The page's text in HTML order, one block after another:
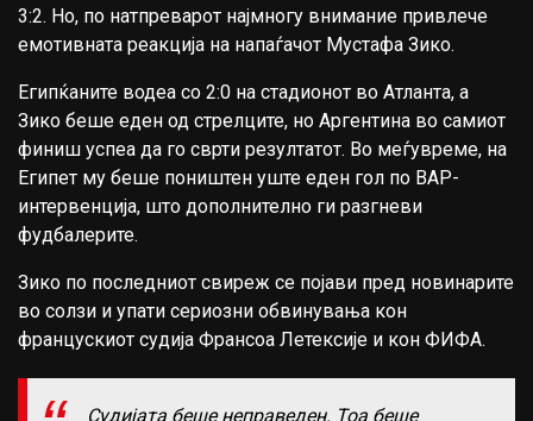
3:2. Но, по натпреварот најмногу внимание привлече
емотивната реакција на напаѓачот Мустафа Зико.
Египќаните водеа со 2:0 на стадионот во Атланта, а
Зико беше еден од стрелците, но Аргентина во самиот
финиш успеа да го сврти резултатот. Во меѓувреме, на
Египет му беше поништен уште еден гол по ВАР-
интервенција, што дополнително ги разгневи
фудбалерите.
Зико по последниот свиреж се појави пред новинарите
во солзи и упати сериозни обвинувања кон
францускиот судија Франсоа Летексије и кон ФИФА.
Судијата беше неправеден. Тоа беше